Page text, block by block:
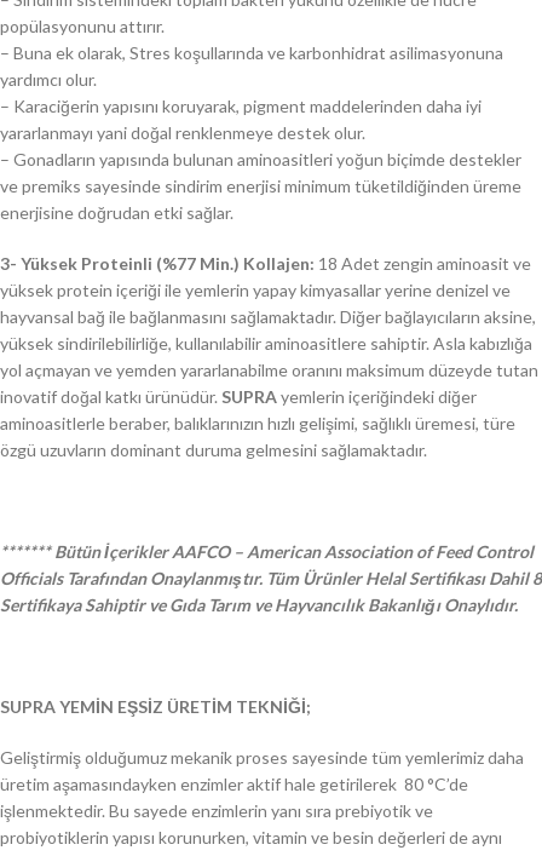
popülasyonunu attırır.
– Buna ek olarak, Stres koşullarında ve karbonhidrat asilimasyonuna
yardımcı olur.
– Karaciğerin yapısını koruyarak, pigment maddelerinden daha iyi
yararlanmayı yani doğal renklenmeye destek olur.
– Gonadların yapısında bulunan aminoasitleri yoğun biçimde destekler
ve premiks sayesinde sindirim enerjisi minimum tüketildiğinden üreme
enerjisine doğrudan etki sağlar.
3- Yüksek Proteinli (%77 Min.) Kollajen: 18 Adet zengin aminoasit ve
yüksek protein içeriği ile yemlerin yapay kimyasallar yerine denizel ve
hayvansal bağ ile bağlanmasını sağlamaktadır. Diğer bağlayıcıların aksine,
yüksek sindirilebilirliğe, kullanılabilir aminoasitlere sahiptir. Asla kabızlığa
yol açmayan ve yemden yararlanabilme oranını maksimum düzeyde tutan
inovatif doğal katkı ürünüdür. SUPRAyemlerin içeriğindeki diğer
aminoasitlerle beraber, balıklarınızın hızlı gelişimi, sağlıklı üremesi, türe
özgü uzuvların dominant duruma gelmesini sağlamaktadır.
******* Bütün İçerikler AAFCO – American Association of Feed Control
Officials Tarafından Onaylanmıştır. Tüm Ürünler Helal Sertifikası Dahil 8
Sertifikaya Sahiptir ve Gıda Tarım ve Hayvancılık Bakanlığı Onaylıdır.
SUPRA YEMİN EŞSİZ ÜRETİM TEKNİĞİ;
Geliştirmiş olduğumuz mekanik proses sayesinde tüm yemlerimiz daha
üretim aşamasındayken enzimler aktif hale getirilerek 80 °C’de
işlenmektedir. Bu sayede enzimlerin yanı sıra prebiyotik ve
probiyotiklerin yapısı korunurken, vitamin ve besin değerleri de aynı